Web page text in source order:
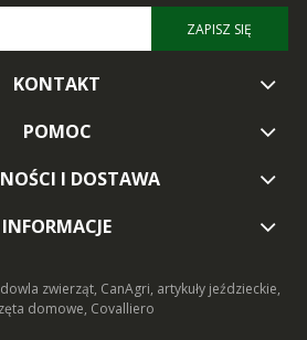
ZAPISZ SIĘ
KONTAKT
POMOC
I DOSTAWA
INFORMACJE
zwierząt, CanAgri, artykuły jeździeckie,
domowe, Covalliero